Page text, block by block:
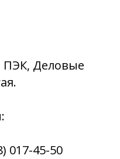
ПЭК, Деловые
017-45-50